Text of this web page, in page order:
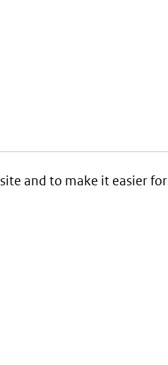
and to make it easier